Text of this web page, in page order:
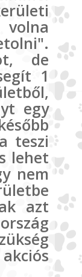
de
1
egy
teszi
lehet
nem
azt